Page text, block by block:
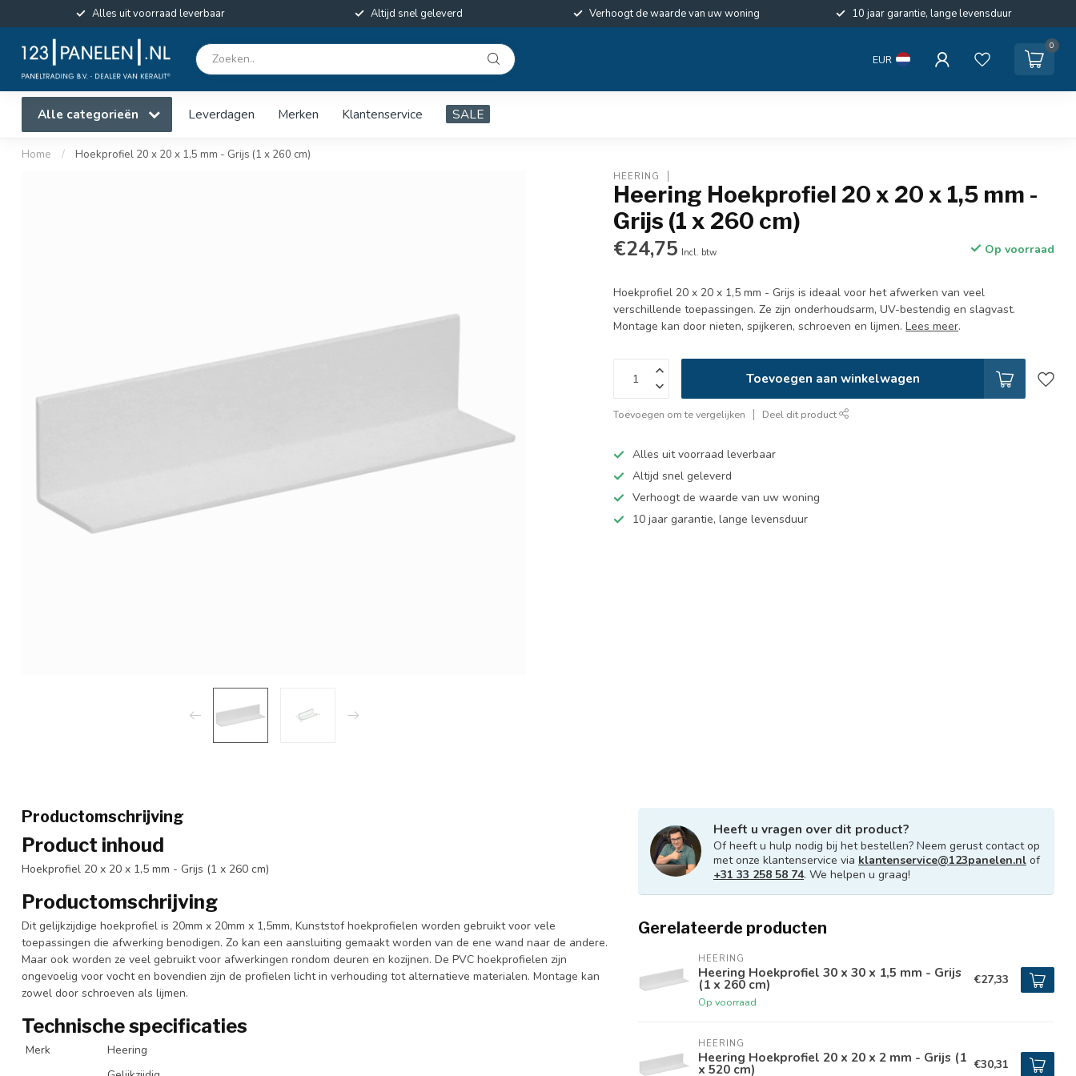
Alles uit voorraad leverbaar Altijd snel geleverd Verhoogt de waarde van uw woning 10 jaar garantie, lange levensduur
EUR
0
Alle categorieën Leverdagen Merken Klantenservice SALE
Home / Hoekprofiel 20 x 20 x 1,5 mm - Grijs (1 x 260 cm)
HEERING
Heering Hoekprofiel 20 x 20 x 1,5 mm -
Grijs (1 x 260 cm)
€24,75 Incl. btw Op voorraad
Hoekprofiel 20 x 20 x 1,5 mm - Grijs is ideaal voor het afwerken van veel
verschillende toepassingen. Ze zijn onderhoudsarm, UV-bestendig en slagvast.
Montage kan door nieten, spijkeren, schroeven en lijmen.Lees meer.
Toevoegen aan winkelwagen
Toevoegen om te vergelijken Deel dit product
Alles uit voorraad leverbaar
Altijd snel geleverd
Verhoogt de waarde van uw woning
10 jaar garantie, lange levensduur
Productomschrijving
Product inhoud
Hoekprofiel 20 x 20 x 1,5 mm - Grijs (1 x 260 cm)
Productomschrijving
Dit gelijkzijdige hoekprofiel is 20mm x 20mm x 1,5mm, Kunststof hoekprofielen worden gebruikt voor vele
toepassingen die afwerking benodigen. Zo kan een aansluiting gemaakt worden van de ene wand naar de andere.
Maar ook worden ze veel gebruikt voor afwerkingen rondom deuren en kozijnen. De PVC hoekprofielen zijn
ongevoelig voor vocht en bovendien zijn de profielen licht in verhouding tot alternatieve materialen. Montage kan
zowel door schroeven als lijmen.
Technische specificaties
Merk Heering
Heeft u vragen over dit product?
Of heeft u hulp nodig bij het bestellen? Neem gerust contact op
met onze klantenservice via klantenservice@123panelen.nl of
+31 33 258 58 74. We helpen u graag!
Gerelateerde producten
HEERING
Heering Hoekprofiel 30 x 30 x 1,5 mm - Grijs
(1 x 260 cm)
Op voorraad
€27,33
HEERING
Heering Hoekprofiel 20 x 20 x 2 mm - Grijs (1
x 520 cm) €30,31